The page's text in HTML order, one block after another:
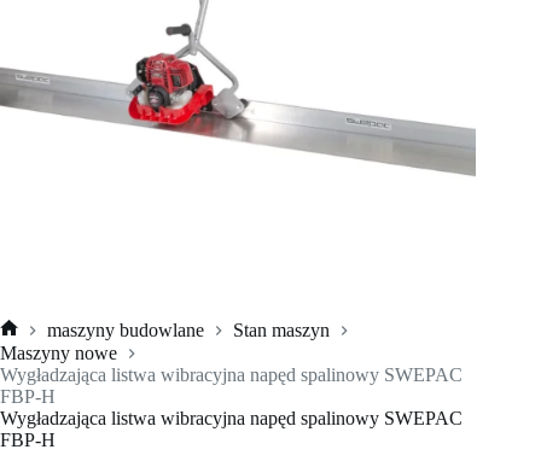
Strona
główna
maszyny budowlane
Stan maszyn
Maszyny nowe
Wygładzająca listwa wibracyjna napęd spalinowy SWEPAC
FBP-H
Wygładzająca listwa wibracyjna napęd spalinowy SWEPAC
FBP-H